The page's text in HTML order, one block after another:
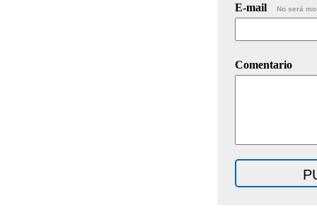
E-mail No será
Comentario